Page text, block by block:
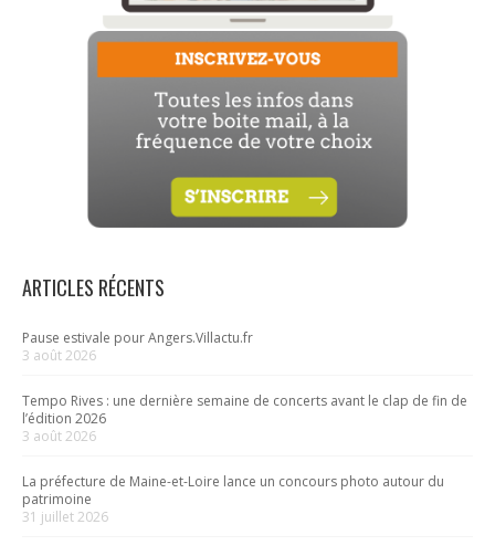
ARTICLES RÉCENTS
Pause estivale pour Angers.Villactu.fr
3 août 2026
Tempo Rives : une dernière semaine de concerts avant le clap de fin de
l’édition 2026
3 août 2026
La préfecture de Maine-et-Loire lance un concours photo autour du
patrimoine
31 juillet 2026